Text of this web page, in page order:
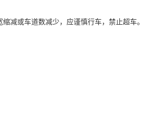
减或车道数减少，应谨慎行车，禁止超车。